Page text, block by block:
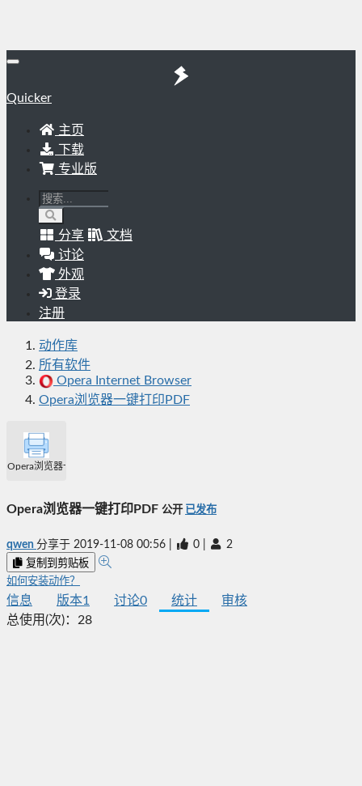
Quicker
主页
下载
专业版
分享
文档
讨论
外观
登录
注册
动作库
所有软件
Opera Internet Browser
Opera浏览器一键打印PDF
Opera浏览器一键打印PDF
Opera浏览器一键打印PDF 公开 已发布
qwen 分享于 2019-11-08 00:56 0 2
复制到剪贴板
如何安装动作？
信息 版本1 讨论0 统计
审核
总使用(次)： 28